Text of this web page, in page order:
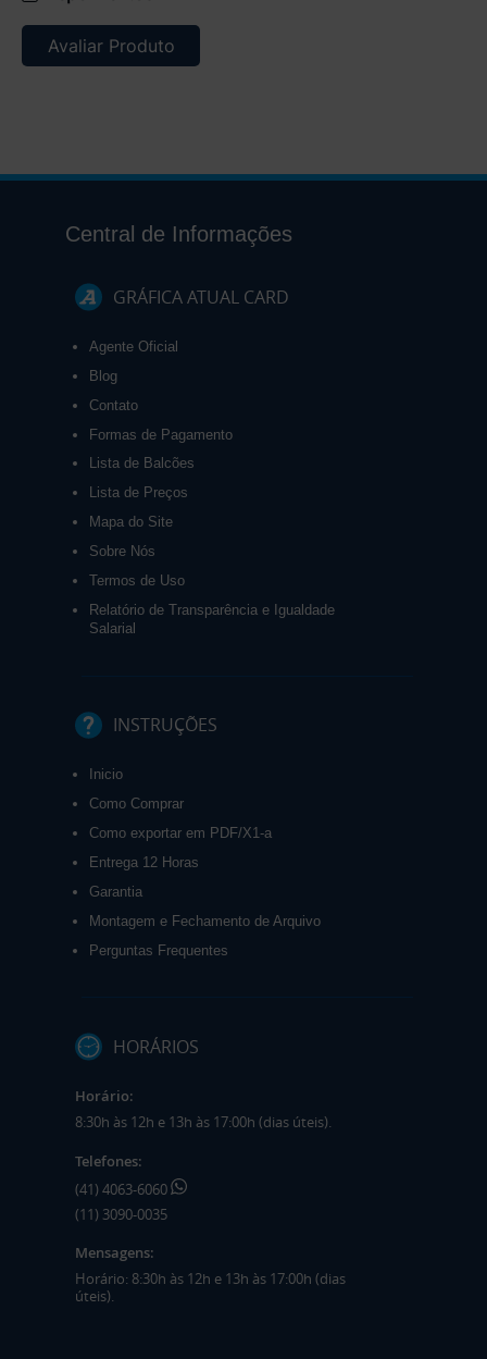
Avaliar Produto
Central de Informações
GRÁFICA ATUAL CARD
Agente Oficial
Blog
Contato
Formas de Pagamento
Lista de Balcões
Lista de Preços
Mapa do Site
Sobre Nós
Termos de Uso
Relatório de Transparência e Igualdade
Salarial
INSTRUÇÕES
Inicio
Como Comprar
Como exportar em PDF/X1-a
Entrega 12 Horas
Garantia
Montagem e Fechamento de Arquivo
Perguntas Frequentes
HORÁRIOS
Horário:
8:30h às 12h e 13h às 17:00h (dias úteis).
Telefones:
(41) 4063-6060
(11) 3090-0035
Mensagens:
Horário: 8:30h às 12h e 13h às 17:00h (dias
úteis).